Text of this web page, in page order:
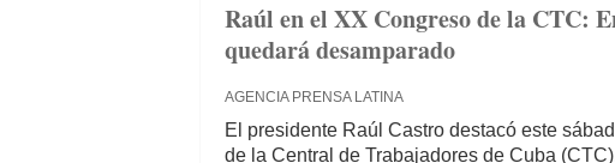
Raúl en el XX Congreso de la CTC:
quedará desamparado
AGENCIA PRENSA LATINA
El presidente Raúl Castro destacó este
de la Central de Trabajadores de Cuba